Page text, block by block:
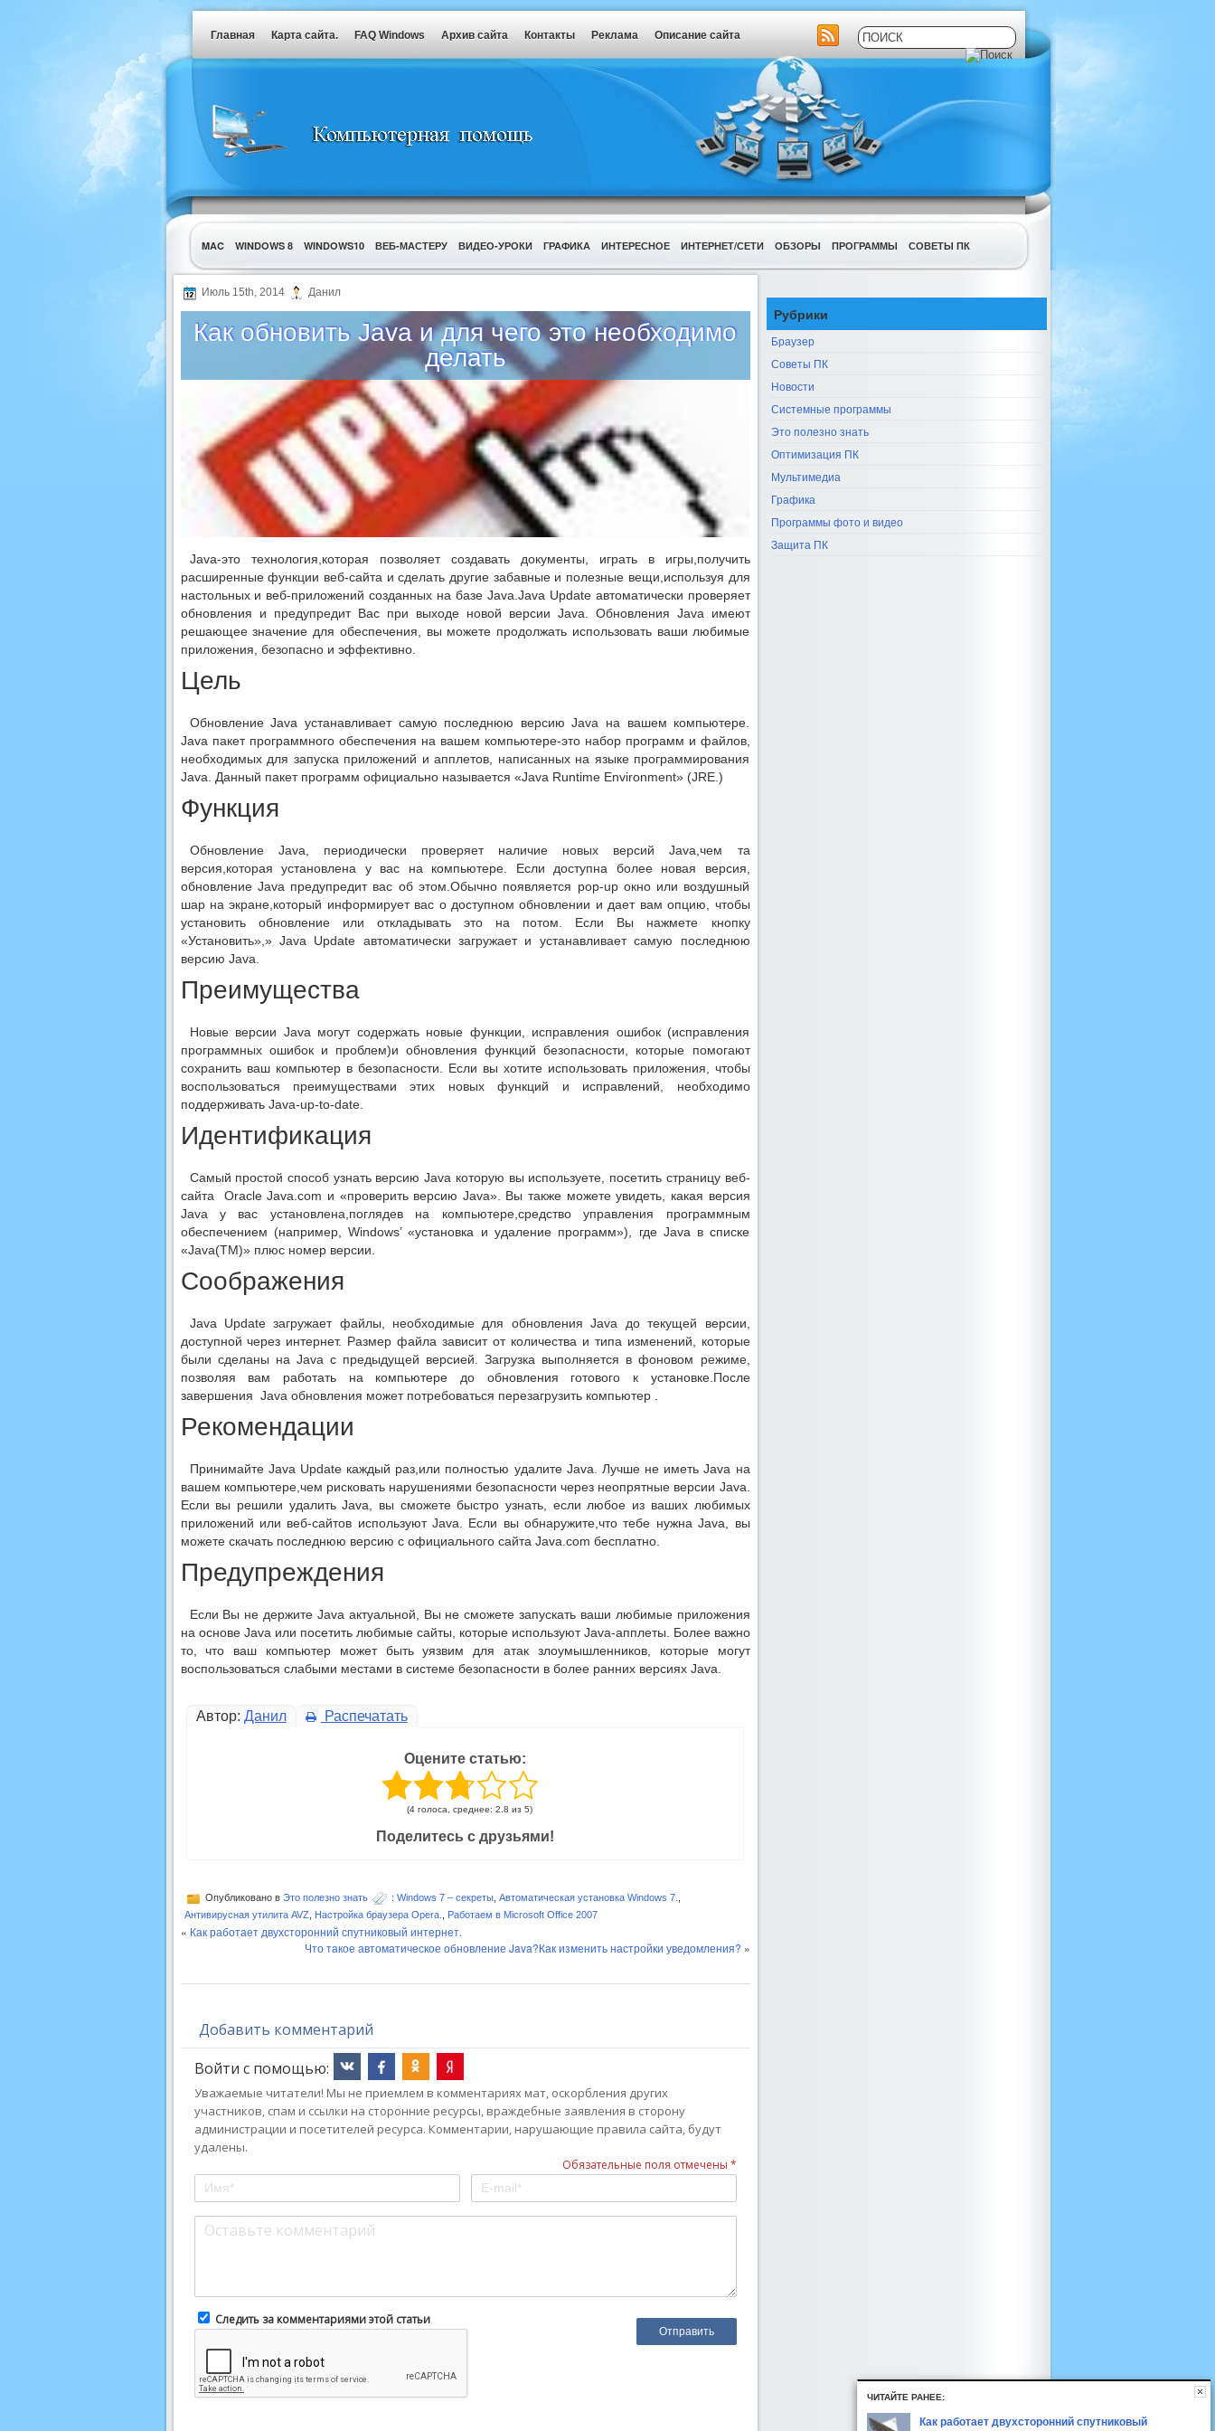
Главная Карта сайта. FAQ Windows Архив сайта Контакты Реклама Описание сайта
MAC WINDOWS 8 WINDOWS10 ВЕБ-МАСТЕРУ ВИДЕО-УРОКИ ГРАФИКА ИНТЕРЕСНОЕ ИНТЕРНЕТ/СЕТИ ОБЗОРЫ ПРОГРАММЫ СОВЕТЫ ПК
УТИЛИТЫ
Июль 15th, 2014 Данил
Как обновить Java и для чего это необходимо
делать
Java-это технология,которая позволяет создавать документы, играть в игры,получить
расширенные функции веб-сайта и сделать другие забавные и полезные вещи,используя для
настольных и веб-приложений созданных на базе Java.Java Update автоматически проверяет
обновления и предупредит Вас при выходе новой версии Java. Обновления Java имеют
решающее значение для обеспечения, вы можете продолжать использовать ваши любимые
приложения, безопасно и эффективно.
Цель
Обновление Java устанавливает самую последнюю версию Java на вашем компьютере.
Java пакет программного обеспечения на вашем компьютере-это набор программ и файлов,
необходимых для запуска приложений и апплетов, написанных на языке программирования
Java. Данный пакет программ официально называется «Java Runtime Environment» (JRE.)
Функция
Обновление Java, периодически проверяет наличие новых версий Java,чем та
версия,которая установлена у вас на компьютере. Если доступна более новая версия,
обновление Java предупредит вас об этом.Обычно появляется pop-up окно или воздушный
шар на экране,который информирует вас о доступном обновлении и дает вам опцию, чтобы
установить обновление или откладывать это на потом. Если Вы нажмете кнопку
«Установить»,» Java Update автоматически загружает и устанавливает самую последнюю
версию Java.
Преимущества
Новые версии Java могут содержать новые функции, исправления ошибок (исправления
программных ошибок и проблем)и обновления функций безопасности, которые помогают
сохранить ваш компьютер в безопасности. Если вы хотите использовать приложения, чтобы
воспользоваться преимуществами этих новых функций и исправлений, необходимо
поддерживать Java-up-to-date.
Идентификация
Самый простой способ узнать версию Java которую вы используете, посетить страницу веб-
сайта Oracle Java.com и «проверить версию Java». Вы также можете увидеть, какая версия
Java у вас установлена,поглядев на компьютере,средство управления программным
обеспечением (например, Windows’ «установка и удаление программ»), где Java в списке
«Java(TM)» плюс номер версии.
Соображения
Java Update загружает файлы, необходимые для обновления Java до текущей версии,
доступной через интернет. Размер файла зависит от количества и типа изменений, которые
были сделаны на Java с предыдущей версией. Загрузка выполняется в фоновом режиме,
позволяя вам работать на компьютере до обновления готового к установке.После
завершения Java обновления может потребоваться перезагрузить компьютер .
Рекомендации
Принимайте Java Update каждый раз,или полностью удалите Java. Лучше не иметь Java на
вашем компьютере,чем рисковать нарушениями безопасности через неопрятные версии Java.
Если вы решили удалить Java, вы сможете быстро узнать, если любое из ваших любимых
приложений или веб-сайтов используют Java. Если вы обнаружите,что тебе нужна Java, вы
можете скачать последнюю версию с официального сайта Java.com бесплатно.
Предупреждения
Если Вы не держите Java актуальной, Вы не сможете запускать ваши любимые приложения
на основе Java или посетить любимые сайты, которые используют Java-апплеты. Более важно
то, что ваш компьютер может быть уязвим для атак злоумышленников, которые могут
воспользоваться слабыми местами в системе безопасности в более ранних версиях Java.
Автор: Данил Распечатать
Оцените статью:
(4 голоса, среднее: 2.8 из 5)
Поделитесь с друзьями!
Опубликовано в Это полезно знать : Windows 7 – секреты, Автоматическая установка Windows 7.
Антивирусная утилита AVZ
Настройка браузера Opera. Работаем в Microsoft Office 2007
« Как работает двухсторонний спутниковый интернет.
Что такое автоматическое обновление Java?Как изменить настройки уведомления? »
Добавить комментарий
Войти с помощью:
Уважаемые читатели! Мы не приемлем в комментариях мат, оскорбления других
участников, спам и ссылки на сторонние ресурсы, враждебные заявления в сторону
администрации и посетителей ресурса. Комментарии, нарушающие правила сайта, будут
удалены.
Обязательные поля отмечены *
Следить за комментариями этой статьи
Рубрики
Браузер
Советы ПК
Новости
Системные программы
Это полезно знать
Оптимизация ПК
Мультимедиа
Графика
Программы фото и видео
Защита ПК
ЧИТАЙТЕ РАНЕЕ:
Как работает двухсторонний спутниковый